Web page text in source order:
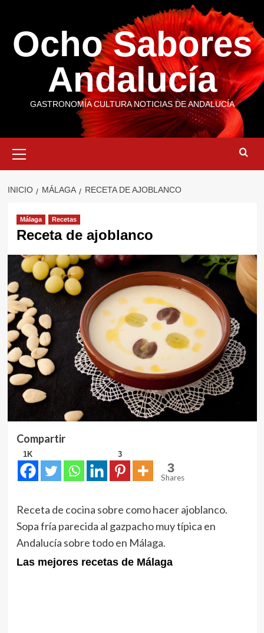
contenido
Ocho Sabores
Andalucía
GASTRONOMÍA CULTURA NOTICIAS DE ANDALUCÍA
primario
INICIO MÁLAGA RECETA DE AJOBLANCO
Málaga Recetas
Receta de ajoblanco
Compartir
1K 3
3
Shares
Receta de cocina sobre como hacer ajoblanco.
Sopa fría parecida al gazpacho muy típica en
Andalucía sobre todo en Málaga.
Las mejores recetas de Málaga